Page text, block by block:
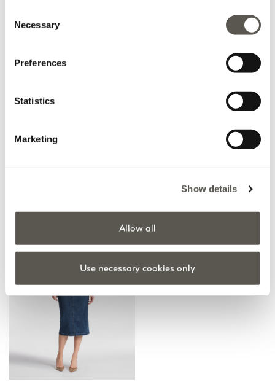
Selection
Necessary
Preferences
Statistics
Marketing
Show details
Allow all
Use necessary cookies only
Beige